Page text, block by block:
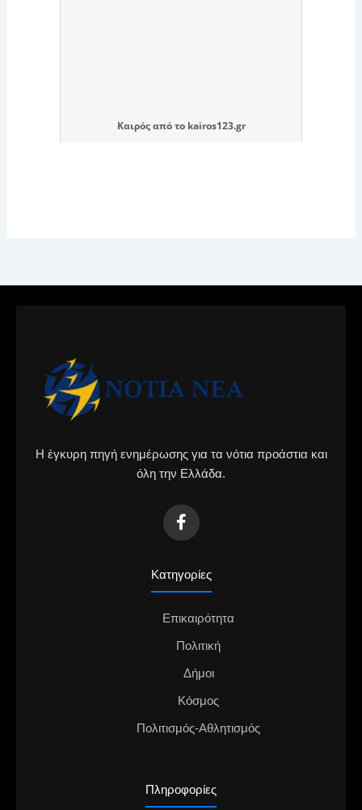
Καιρόςαπό το kairos123.gr
Η έγκυρη πηγή ενημέρωσης για τα νότια προάστια και
όλη την Ελλάδα.
Κατηγορίες
Επικαιρότητα
Πολιτική
Δήμοι
Κόσμος
Πολιτισμός-Αθλητισμός
Πληροφορίες